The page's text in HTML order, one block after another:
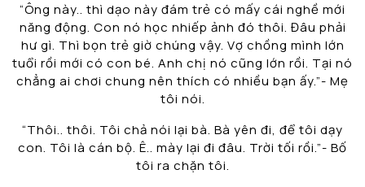
“Ông này.. thì dạo này đám trẻ có mấy cái nghề mới
năng động. Con nó học nhiếp ảnh đó thôi. Đâu phải
hư gì. Thì bọn trẻ giờ chúng vậy. Vợ chồng mình lớn
tuổi rồi mới có con bé. Anh chị nó cũng lớn rồi. Tại nó
chẳng ai chơi chung nên thích có nhiều bạn ấy.”- Mẹ
tôi nói.
“Thôi.. thôi. Tôi chả nói lại bà. Bà yên đi, để tôi dạy
con. Tôi là cán bộ. Ê.. mày lại đi đâu. Trời tối rồi.”- Bố
tôi ra chặn tôi.